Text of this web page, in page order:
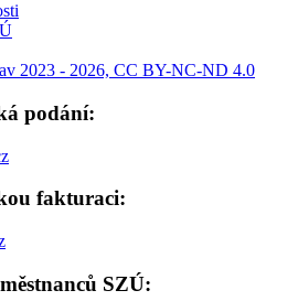
2023 - 2026, CC BY-NC-ND 4.0
podání:
fakturaci:
SZÚ: